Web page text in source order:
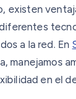
existen
a la red. En
manejamos
en el